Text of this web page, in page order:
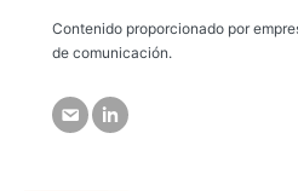
Contenido proporcionado por
de comunicación.